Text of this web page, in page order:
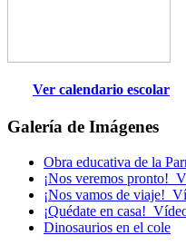
Ver calendario escolar
Galería de Imágenes
Obra educativa de la
¡Nos veremos
¡Nos vamos de
¡Quédate en
Dinosaurios en el cole